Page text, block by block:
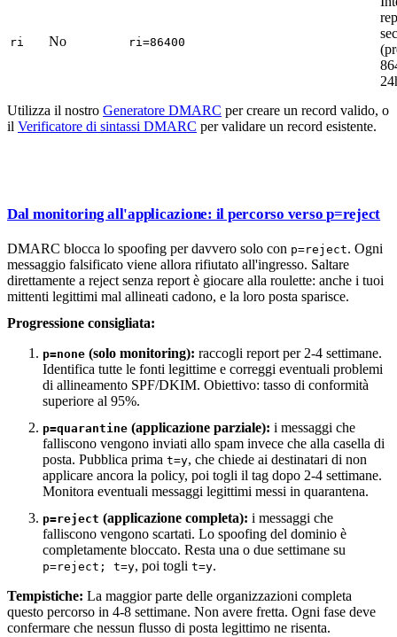
ri No ri=86400
Utilizza il nostro Generatore DMARC per creare un record valido, o
il Verificatore di sintassi DMARC per validare un record esistente.
Dal monitoring all'applicazione: il percorso verso p=reject
DMARC blocca lo spoofing per davvero solo con p=reject. Ogni
messaggio falsificato viene allora rifiutato all'ingresso. Saltare
direttamente a reject senza report è giocare alla roulette: anche i tuoi
mittenti legittimi mal allineati cadono, e la loro posta sparisce.
Progressione consigliata:
p=none (solo monitoring): raccogli report per 2-4 settimane.
Identifica tutte le fonti legittime e correggi eventuali problemi
di allineamento SPF/DKIM. Obiettivo: tasso di conformità
superiore al 95%.
p=quarantine (applicazione parziale): i messaggi che
falliscono vengono inviati allo spam invece che alla casella di
posta. Pubblica prima t=y, che chiede ai destinatari di non
applicare ancora la policy, poi togli il tag dopo 2-4 settimane.
Monitora eventuali messaggi legittimi messi in quarantena.
p=reject (applicazione completa): i messaggi che
falliscono vengono scartati. Lo spoofing del dominio è
completamente bloccato. Resta una o due settimane su
p=reject; t=y, poi togli t=y.
Tempistiche: La maggior parte delle organizzazioni completa
questo percorso in 4-8 settimane. Non avere fretta. Ogni fase deve
confermare che nessun flusso di posta legittimo ne risenta.